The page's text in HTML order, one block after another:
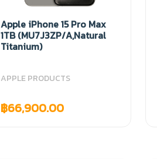
Apple iPhone 15 Pro Max
1TB (MU7J3ZP/A,Natural
Titanium)
APPLE PRODUCTS
฿66,900.00